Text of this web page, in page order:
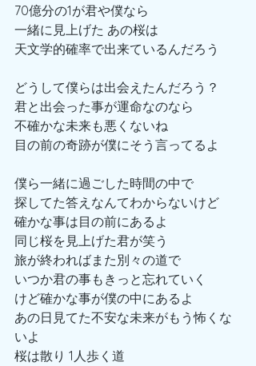
70億分の1が君や僕なら
一緒に見上げた あの桜は
天文学的確率で出来ているんだろう
どうして僕らは出会えたんだろう？
君と出会った事が運命なのなら
不確かな未来も悪くないね
目の前の奇跡が僕にそう言ってるよ
僕ら一緒に過ごした時間の中で
探してた答えなんてわからないけど
確かな事は目の前にあるよ
同じ桜を見上げた君が笑う
旅が終わればまた別々の道で
いつか君の事もきっと忘れていく
けど確かな事が僕の中にあるよ
あの日見てた不安な未来がもう怖くな
いよ
桜は散り 1人歩く道